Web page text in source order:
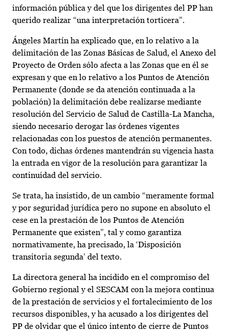
información pública y del que los dirigentes del PP han
querido realizar “una interpretación torticera”.
Ángeles Martín ha explicado que, en lo relativo a la
delimitación de las Zonas Básicas de Salud, el Anexo del
Proyecto de Orden sólo afecta a las Zonas que en él se
expresan y que en lo relativo a los Puntos de Atención
Permanente (donde se da atención continuada a la
población) la delimitación debe realizarse mediante
resolución del Servicio de Salud de Castilla-La Mancha,
siendo necesario derogar las órdenes vigentes
relacionadas con los puestos de atención permanentes.
Con todo, dichas órdenes mantendrán su vigencia hasta
la entrada en vigor de la resolución para garantizar la
continuidad del servicio.
Se trata, ha insistido, de un cambio “meramente formal
y por seguridad jurídica pero no supone en absoluto el
cese en la prestación de los Puntos de Atención
Permanente que existen”, tal y como garantiza
normativamente, ha precisado, la ‘Disposición
transitoria segunda’ del texto.
La directora general ha incidido en el compromiso del
Gobierno regional y el SESCAM con la mejora continua
de la prestación de servicios y el fortalecimiento de los
recursos disponibles, y ha acusado a los dirigentes del
PP de olvidar que el único intento de cierre de Puntos